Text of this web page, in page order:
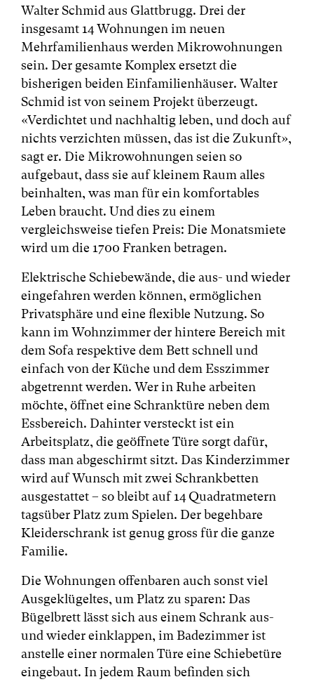
Walter Schmid aus Glattbrugg. Drei der
insgesamt 14 Wohnungen im neuen
Mehrfamilienhaus werden Mikrowohnungen
sein. Der gesamte Komplex ersetzt die
bisherigen beiden Einfamilienhäuser. Walter
Schmid ist von seinem Projekt überzeugt.
«Verdichtet und nachhaltig leben, und doch auf
nichts verzichten müssen, das ist die Zukunft»,
sagt er. Die Mikrowohnungen seien so
aufgebaut, dass sie auf kleinem Raum alles
beinhalten, was man für ein komfortables
Leben braucht. Und dies zu einem
vergleichsweise tiefen Preis: Die Monatsmiete
wird um die 1700 Franken betragen.
Elektrische Schiebewände, die aus- und wieder
eingefahren werden können, ermöglichen
Privatsphäre und eine flexible Nutzung. So
kann im Wohnzimmer der hintere Bereich mit
dem Sofa respektive dem Bett schnell und
einfach von der Küche und dem Esszimmer
abgetrennt werden. Wer in Ruhe arbeiten
möchte, öffnet eine Schranktüre neben dem
Essbereich. Dahinter versteckt ist ein
Arbeitsplatz, die geöffnete Türe sorgt dafür,
dass man abgeschirmt sitzt. Das Kinderzimmer
wird auf Wunsch mit zwei Schrankbetten
ausgestattet – so bleibt auf 14 Quadratmetern
tagsüber Platz zum Spielen. Der begehbare
Kleiderschrank ist genug gross für die ganze
Familie.
Die Wohnungen offenbaren auch sonst viel
Ausgeklügeltes, um Platz zu sparen: Das
Bügelbrett lässt sich aus einem Schrank aus-
und wieder einklappen, im Badezimmer ist
anstelle einer normalen Türe eine Schiebetüre
eingebaut. In jedem Raum befinden sich